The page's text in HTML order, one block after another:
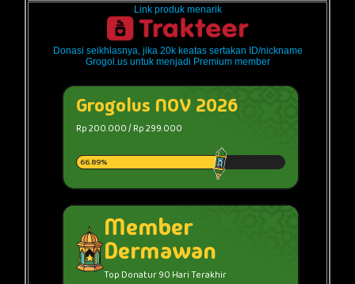
Link produk menarik
Donasi seikhlasnya, jika 20k keatas sertakan ID/nickname
Grogol.us untuk menjadi Premium member